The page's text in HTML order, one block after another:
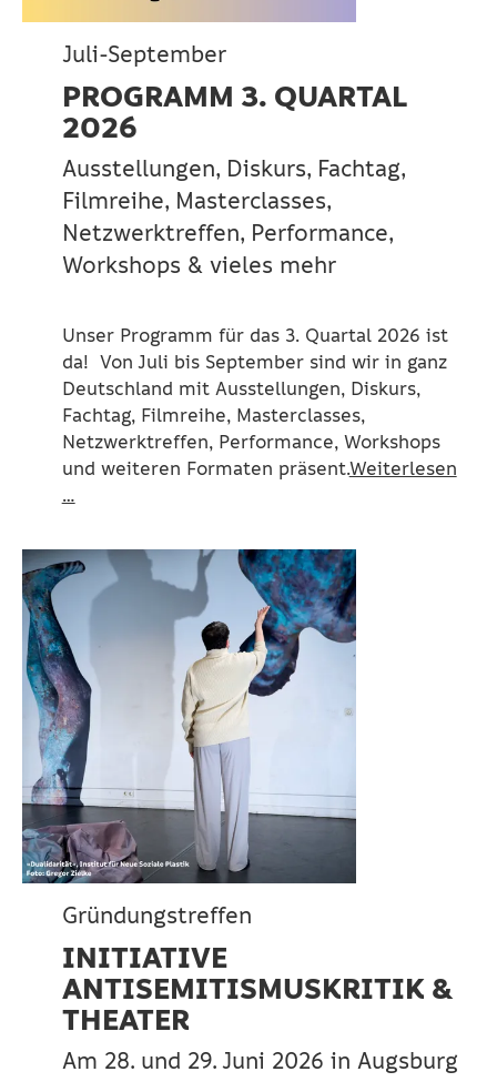
Juli-September
PROGRAMM 3. QUARTAL
2026
Ausstellungen, Diskurs, Fachtag,
Filmreihe, Masterclasses,
Netzwerktreffen, Performance,
Workshops & vieles mehr
Unser Programm für das 3. Quartal 2026 ist
da! Von Juli bis September sind wir in ganz
Deutschland mit Ausstellungen, Diskurs,
Fachtag, Filmreihe, Masterclasses,
Netzwerktreffen, Performance, Workshops
und weiteren Formaten präsent.Weiterlesen
…
Gründungstreffen
INITIATIVE
ANTISEMITISMUSKRITIK &
THEATER
Am 28. und 29. Juni 2026 in Augsburg